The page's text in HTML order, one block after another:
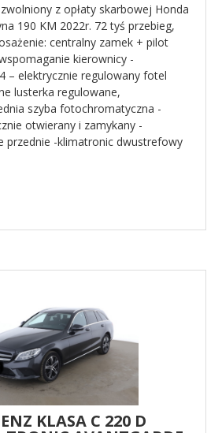
z opłaty skarbowej Honda
190 KM 2022r. 72 tyś przebieg,
centralny zamek + pilot
kierownicy -
– elektrycznie regulowany fotel
lusterka regulowane,
szyba fotochromatyczna -
otwierany i zamykany -
przednie -klimatronic dwustrefowy
KLASA C 220 D